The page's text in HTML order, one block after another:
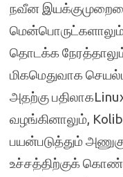
நவீன
தொடக்க
மிகமெதுவாக
அதற்கு
வழங்கினாலும்,
பயன்படுத்தும்
உச்சத்திற்குக்